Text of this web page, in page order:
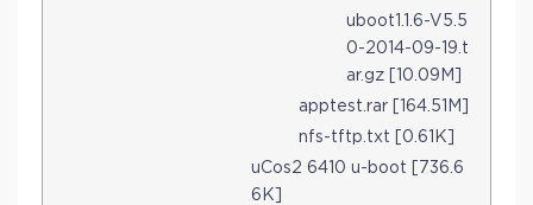
uboot1.1.6-V5.5
0-2014-09-19.t
ar.gz [10.09M]
apptest.rar [164.51M]
nfs-tftp.txt [0.61K]
uCos2 6410 u-boot [736.6
6K]